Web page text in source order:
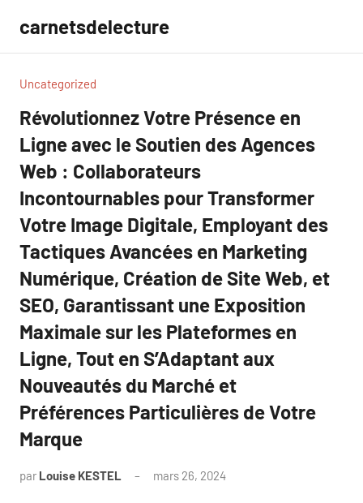
contenu
carnetsdelecture
Uncategorized
Révolutionnez Votre Présence en
Ligne avec le Soutien des Agences
Web : Collaborateurs
Incontournables pour Transformer
Votre Image Digitale, Employant des
Tactiques Avancées en Marketing
Numérique, Création de Site Web, et
SEO, Garantissant une Exposition
Maximale sur les Plateformes en
Ligne, Tout en S’Adaptant aux
Nouveautés du Marché et
Préférences Particulières de Votre
Marque
par Louise KESTEL mars 26, 2024